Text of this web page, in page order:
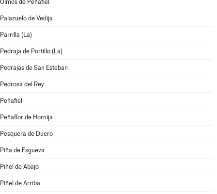
Olmos de Peñafiel
Palazuelo de Vedija
Parrilla (La)
Pedraja de Portillo (La)
Pedrajas de San Esteban
Pedrosa del Rey
Peñafiel
Peñaflor de Hornija
Pesquera de Duero
Piña de Esgueva
Piñel de Abajo
Piñel de Arriba